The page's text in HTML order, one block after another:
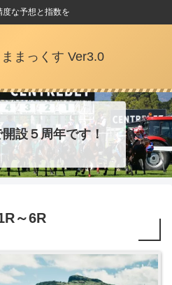
度な予想と指数を
まっくす Ver3.0
設５周年です！
～6R